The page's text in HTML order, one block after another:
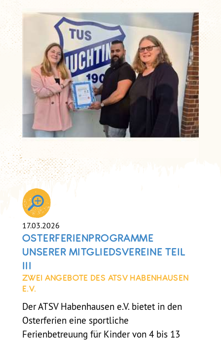
17.03.2026
OSTERFERIENPROGRAMME
UNSERER MITGLIEDSVEREINE TEIL
III
ZWEI ANGEBOTE DES ATSV HABENHAUSEN
E.V.
Der ATSV Habenhausen e.V. bietet in den
Osterferien eine sportliche
Ferienbetreuung für Kinder von 4 bis 13